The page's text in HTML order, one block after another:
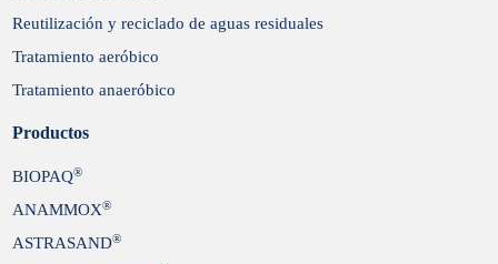
Reutilización y reciclado de aguas residuales
Tratamiento aeróbico
Tratamiento anaeróbico
Productos
BIOPAQ®
ANAMMOX®
ASTRASAND®